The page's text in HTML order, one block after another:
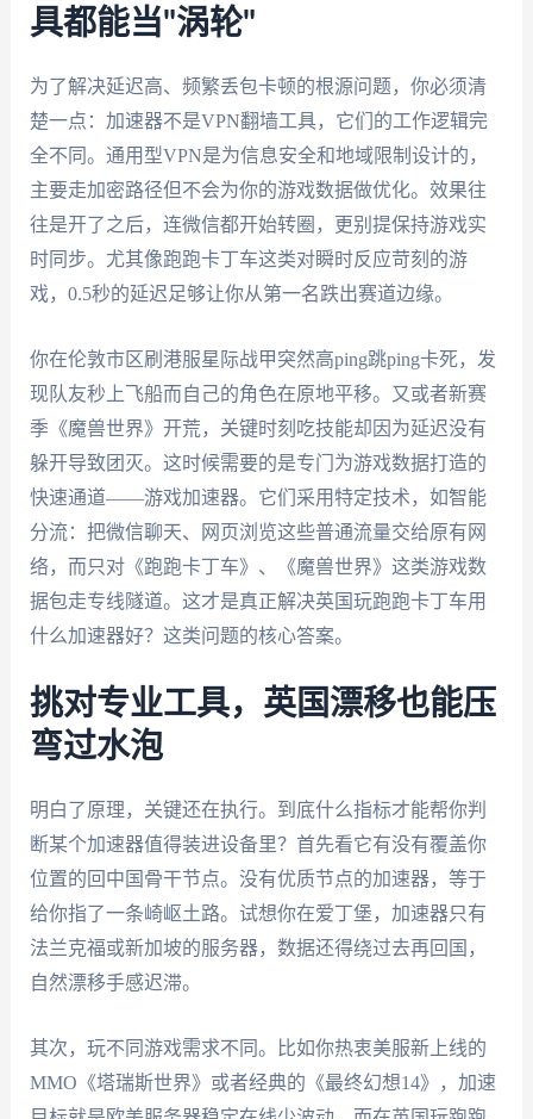
具都能当"涡轮"
为了解决延迟高、频繁丢包卡顿的根源问题，你必须清
楚一点：加速器不是VPN翻墙工具，它们的工作逻辑完
全不同。通用型VPN是为信息安全和地域限制设计的，
主要走加密路径但不会为你的游戏数据做优化。效果往
往是开了之后，连微信都开始转圈，更别提保持游戏实
时同步。尤其像跑跑卡丁车这类对瞬时反应苛刻的游
戏，0.5秒的延迟足够让你从第一名跌出赛道边缘。
你在伦敦市区刷港服星际战甲突然高ping跳ping卡死，发
现队友秒上飞船而自己的角色在原地平移。又或者新赛
季《魔兽世界》开荒，关键时刻吃技能却因为延迟没有
躲开导致团灭。这时候需要的是专门为游戏数据打造的
快速通道——游戏加速器。它们采用特定技术，如智能
分流：把微信聊天、网页浏览这些普通流量交给原有网
络，而只对《跑跑卡丁车》、《魔兽世界》这类游戏数
据包走专线隧道。这才是真正解决英国玩跑跑卡丁车用
什么加速器好？这类问题的核心答案。
挑对专业工具，英国漂移也能压
弯过水泡
明白了原理，关键还在执行。到底什么指标才能帮你判
断某个加速器值得装进设备里？首先看它有没有覆盖你
位置的回中国骨干节点。没有优质节点的加速器，等于
给你指了一条崎岖土路。试想你在爱丁堡，加速器只有
法兰克福或新加坡的服务器，数据还得绕过去再回国，
自然漂移手感迟滞。
其次，玩不同游戏需求不同。比如你热衷美服新上线的
MMO《塔瑞斯世界》或者经典的《最终幻想14》，加速